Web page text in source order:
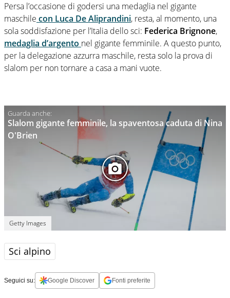
Persa l’occasione di godersi una medaglia nel gigante
maschile con Luca De Aliprandini, resta, al momento, una
sola soddisfazione per l’Italia dello sci: Federica Brignone,
medaglia d’argento nel gigante femminile. A questo punto,
per la delegazione azzurra maschile, resta solo la prova di
slalom per non tornare a casa a mani vuote.
Slalom gigante femminile, la spaventosa caduta di Nina
O'Brien
Getty Images
Sci alpino
Seguici su: Google Discover Fonti preferite